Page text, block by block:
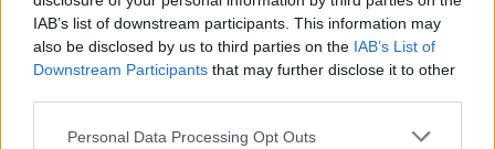
IAB’s list of downstream participants. This information may
also be disclosed by us to third parties on the IAB’s List of
Downstream Participants that may further disclose it to other
Personal Data Processing Opt Outs
Segui Libero Quotidiano su Google Discover
Scegli Libero Quotidiano come fonte preferita